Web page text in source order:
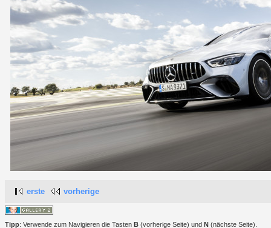
erste vorherige
Tipp: Verwende zum Navigieren die Tasten B (vorherige Seite) und N (nächste Seite).